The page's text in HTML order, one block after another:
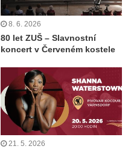
8. 6. 2026
80 let ZUŠ – Slavnostní
koncert v Červeném kostele
21. 5. 2026